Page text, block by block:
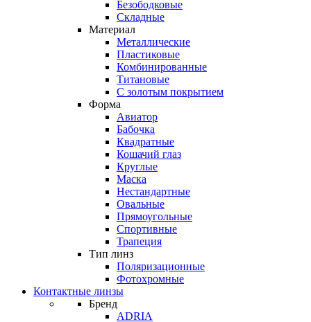
Безободковые
Складные
Материал
Металлические
Пластиковые
Комбинированные
Титановые
С золотым покрытием
Форма
Авиатор
Бабочка
Квадратные
Кошачий глаз
Круглые
Маска
Нестандартные
Овальные
Прямоугольные
Спортивные
Трапеция
Тип линз
Поляризационные
Фотохромные
Контактные линзы
Бренд
ADRIA